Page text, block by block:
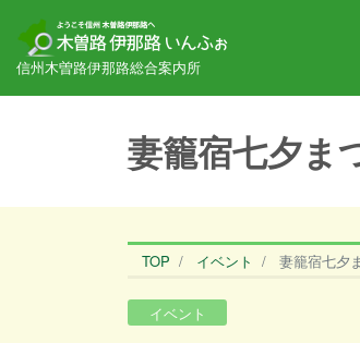
信州木曽路伊那路総合案内所
妻籠宿七夕ま
TOP イベント 妻籠宿七夕
イベント